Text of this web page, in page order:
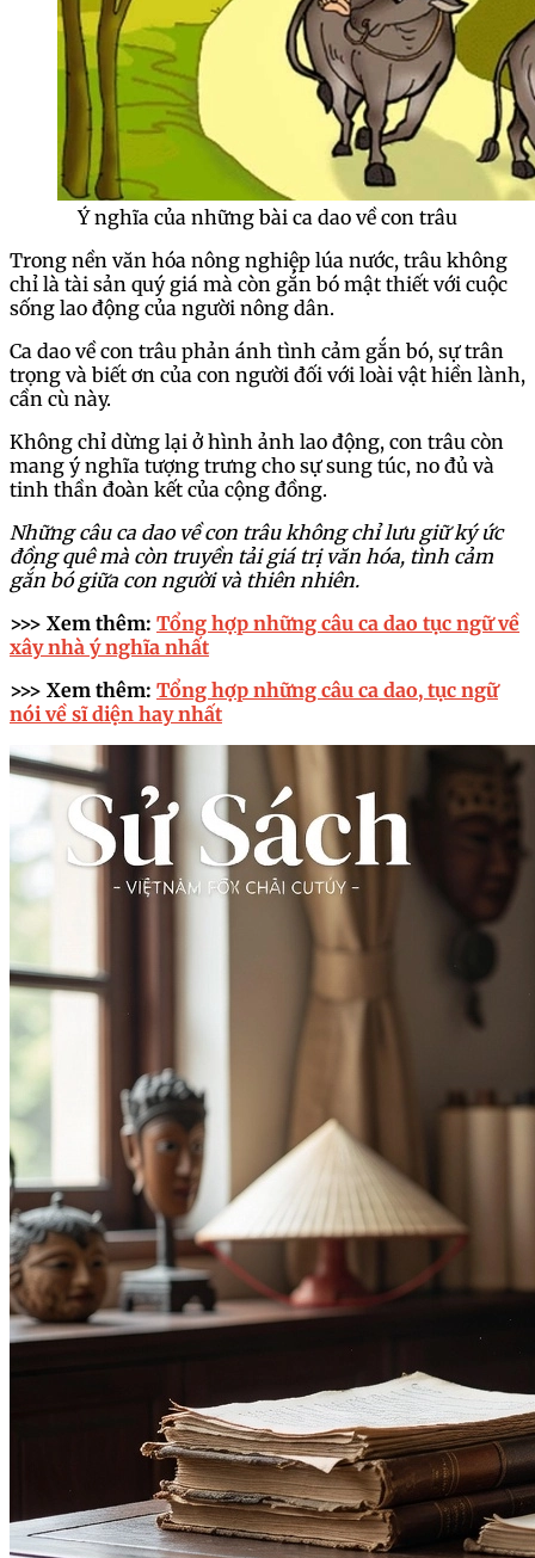
Ý nghĩa của những bài ca dao về con trâu
Trong nền văn hóa nông nghiệp lúa nước, trâu không
chỉ là tài sản quý giá mà còn gắn bó mật thiết với cuộc
sống lao động của người nông dân.
Ca dao về con trâu phản ánh tình cảm gắn bó, sự trân
trọng và biết ơn của con người đối với loài vật hiền lành,
cần cù này.
Không chỉ dừng lại ở hình ảnh lao động, con trâu còn
mang ý nghĩa tượng trưng cho sự sung túc, no đủ và
tinh thần đoàn kết của cộng đồng.
Những câu ca dao về con trâu không chỉ lưu giữ ký ức
đồng quê mà còn truyền tải giá trị văn hóa, tình cảm
gắn bó giữa con người và thiên nhiên.
>>> Xem thêm: Tổng hợp những câu ca dao tục ngữ về
xây nhà ý nghĩa nhất
>>> Xem thêm: Tổng hợp những câu ca dao, tục ngữ
nói về sĩ diện hay nhất